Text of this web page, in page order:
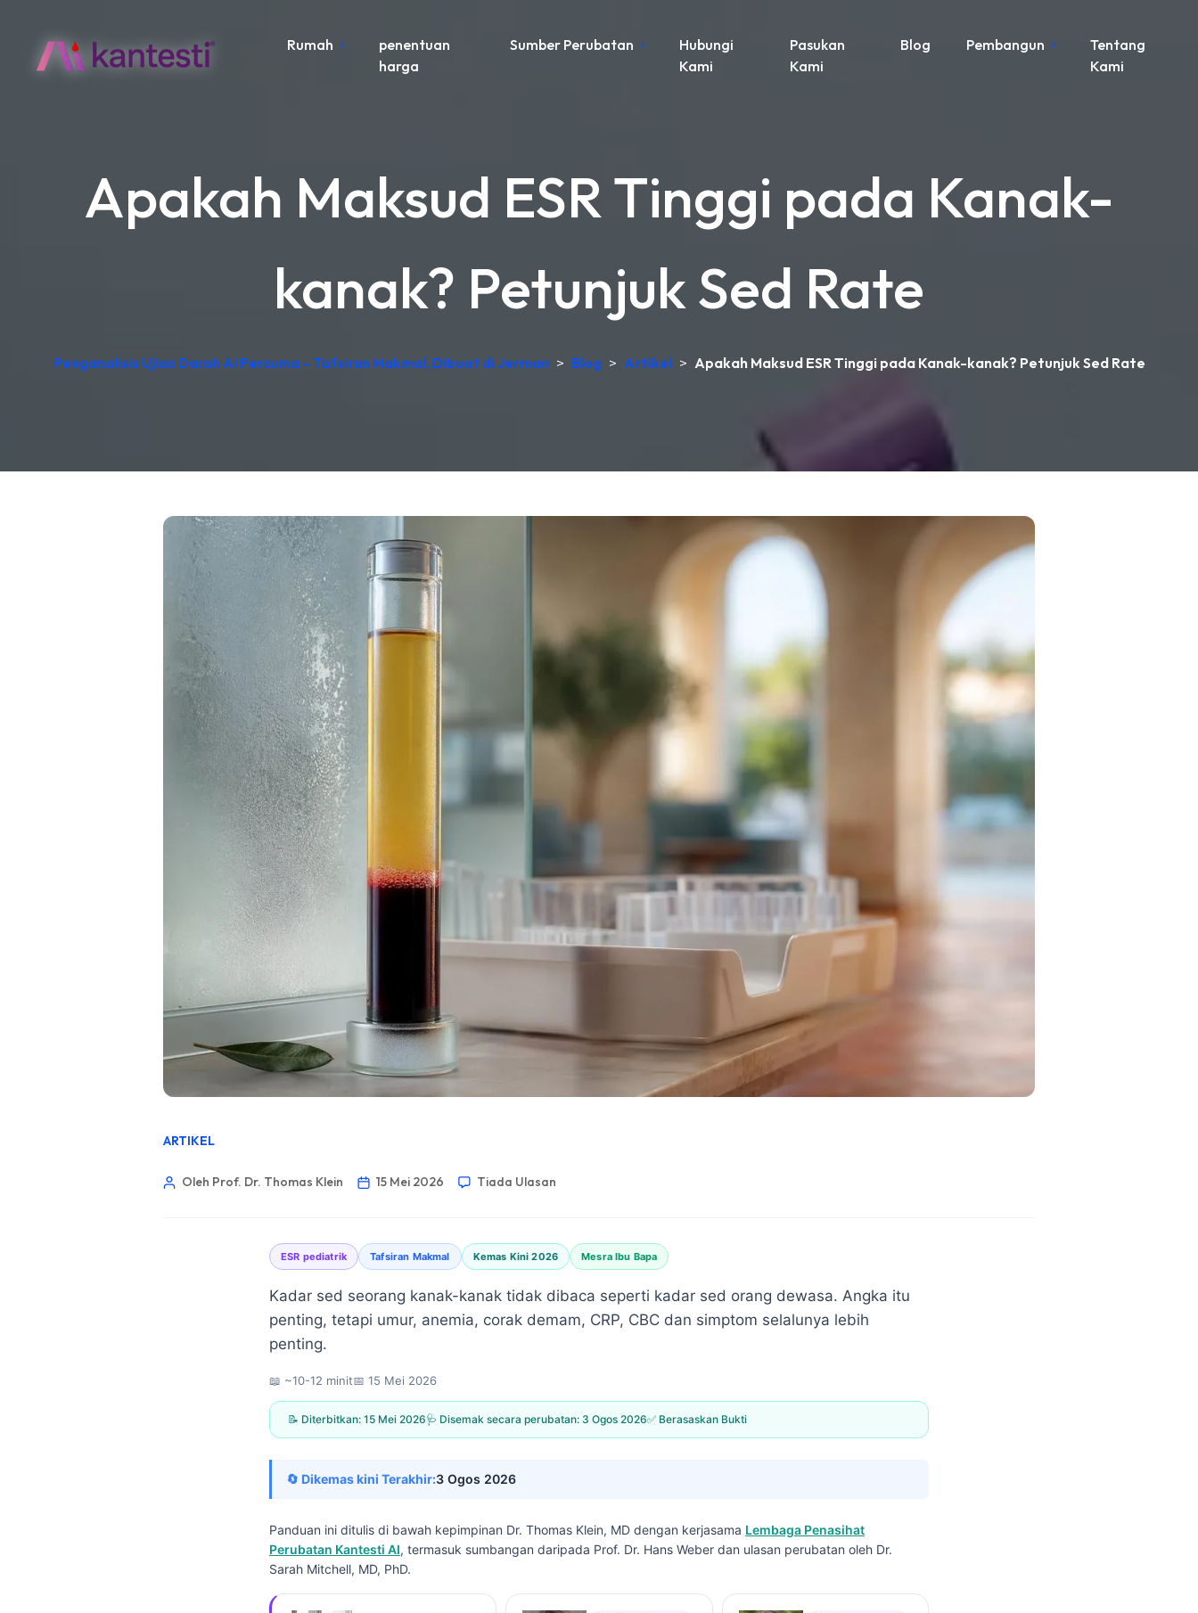
Rumah
penentuan
harga
Sumber Perubatan
Hubungi
Kami
Pasukan
Kami
Blog Pembangun
Tentang
Kami
Apakah Maksud ESR Tinggi pada Kanak-
kanak? Petunjuk Sed Rate
Penganalisis Ujian Darah AI Percuma – Tafsiran Makmal, Dibuat di Jerman > Blog > Artikel > Apakah Maksud ESR Tinggi pada Kanak-kanak? Petunjuk Sed Rate
ARTIKEL
Oleh Prof. Dr. Thomas Klein 15 Mei 2026 Tiada Ulasan
ESR pediatrik Tafsiran Makmal Kemas Kini 2026 Mesra Ibu Bapa
Kadar sed seorang kanak-kanak tidak dibaca seperti kadar sed orang dewasa. Angka itu
penting, tetapi umur, anemia, corak demam, CRP, CBC dan simptom selalunya lebih
penting.
📖 ~10-12 minit📅 15 Mei 2026
📝 Diterbitkan: 15 Mei 2026🩺 Disemak secara perubatan: 3 Ogos 2026✅ Berasaskan Bukti
🔄 Dikemas kini Terakhir:3 Ogos 2026
Panduan ini ditulis di bawah kepimpinan Dr. Thomas Klein, MD dengan kerjasama Lembaga Penasihat
Perubatan Kantesti AI, termasuk sumbangan daripada Prof. Dr. Hans Weber dan ulasan perubatan oleh Dr.
Sarah Mitchell, MD, PhD.